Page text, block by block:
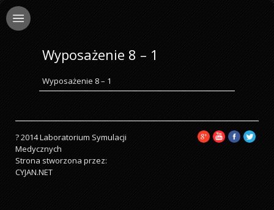
Wyposażenie 8 – 1
Wyposażenie 8 – 1
? 2014 Laboratorium Symulacji
Medycznych
Strona stworzona przez:
CYJAN.NET